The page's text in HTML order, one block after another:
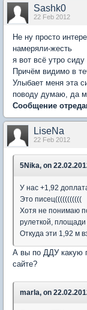
Sashk0
22 Feb 2012
Не ну просто
намеряли-жесть
я вот всё утро
Причём видимо в
Улыбает меня эта
поводу думаю, да
Сообщение
LiseNa
22 Feb 2012
5Nika, on
У нас +1,92
Это писец(((((((((((
Хотя не понимаю
рулеткой,
Откуда эти 1,92 м
А вы по ДДУ какую
сайте?
marla, on